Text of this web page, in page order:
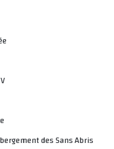
e
des Sans Abris